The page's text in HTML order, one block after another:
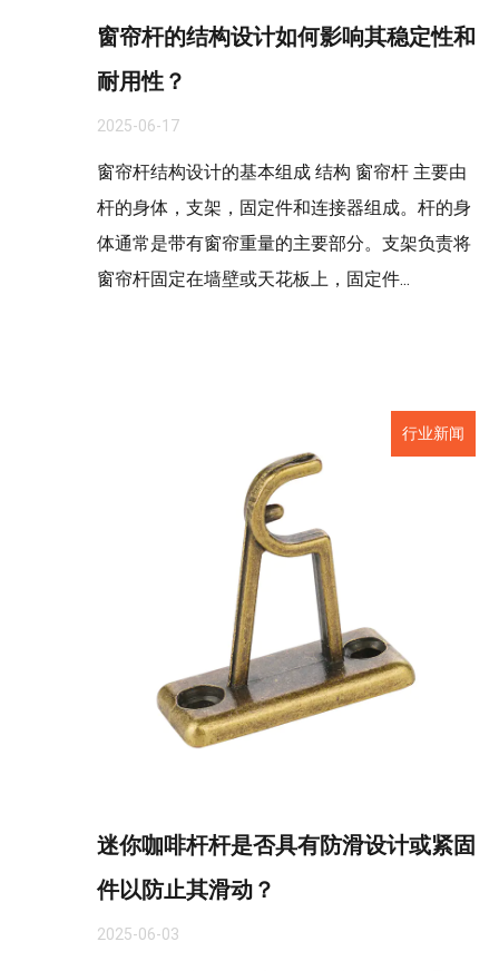
窗帘杆的结构设计如何影响其稳定性和
耐用性？
2025-06-17
窗帘杆结构设计的基本组成 结构 窗帘杆 主要由
杆的身体，支架，固定件和连接器组成。杆的身
体通常是带有窗帘重量的主要部分。支架负责将
窗帘杆固定在墙壁或天花板上，固定件...
行业新闻
迷你咖啡杆杆是否具有防滑设计或紧固
件以防止其滑动？
2025-06-03